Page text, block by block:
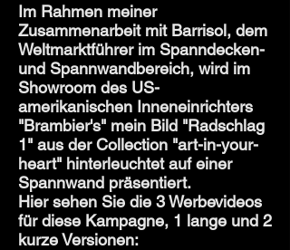
Im Rahmen meiner
Zusammenarbeit mit Barrisol, dem
Weltmarktführer im Spanndecken-
und Spannwandbereich, wird im
Showroom des US-
amerikanischen Inneneinrichters
"Brambier's" mein Bild "Radschlag
1" aus der Collection "art-in-your-
heart" hinterleuchtet auf einer
Spannwand präsentiert.
Hier sehen Sie die 3 Werbevideos
für diese Kampagne, 1 lange und 2
kurze Versionen: